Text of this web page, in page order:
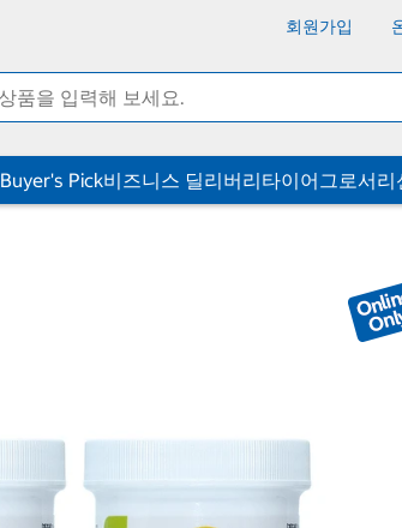
회원가입
Buyer's Pick비즈니스 딜리버리타이어그로서리